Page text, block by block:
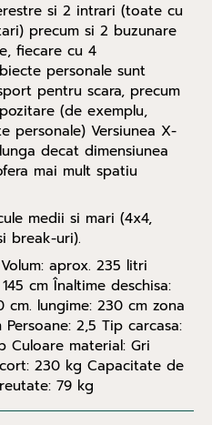
si 2 intrari (toate cu
precum si 2 buzunare
fiecare cu 4
personale sunt
pentru scara, precum
(de exemplu,
personale) Versiunea X-
decat dimensiunea
mai mult spatiu
medii si mari (4x4,
break-uri).
aprox. 235 litri
cm Înaltime deschisa:
cm. lungime: 230 cm zona
2,5 Tip carcasa:
Culoare material: Gri
230 kg Capacitate de
79 kg